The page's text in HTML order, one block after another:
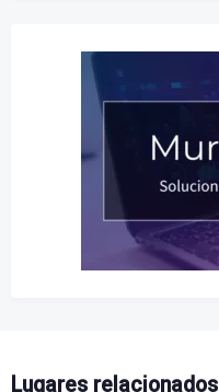
Lugares relacionados